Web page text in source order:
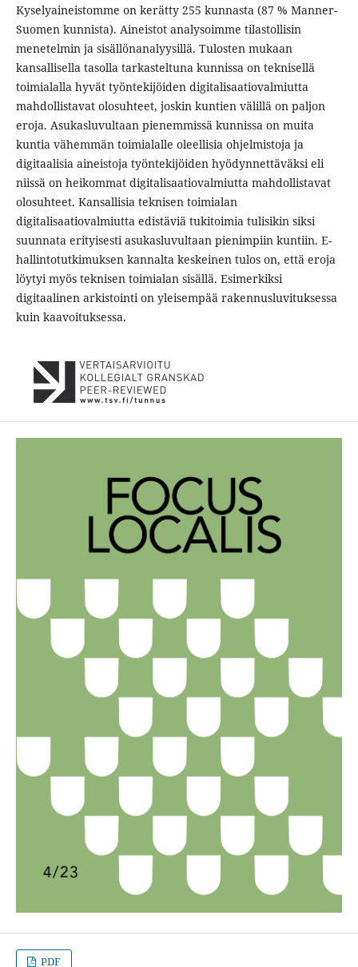
Kyselyaineistomme on kerätty 255 kunnasta (87 % Manner-
Suomen kunnista). Aineistot analysoimme tilastollisin
menetelmin ja sisällönanalyysillä. Tulosten mukaan
kansallisella tasolla tarkasteltuna kunnissa on teknisellä
toimialalla hyvät työntekijöiden digitalisaatiovalmiutta
mahdollistavat olosuhteet, joskin kuntien välillä on paljon
eroja. Asukasluvultaan pienemmissä kunnissa on muita
kuntia vähemmän toimialalle oleellisia ohjelmistoja ja
digitaalisia aineistoja työntekijöiden hyödynnettäväksi eli
niissä on heikommat digitalisaatiovalmiutta mahdollistavat
olosuhteet. Kansallisia teknisen toimialan
digitalisaatiovalmiutta edistäviä tukitoimia tulisikin siksi
suunnata erityisesti asukasluvultaan pienimpiin kuntiin. E-
hallintotutkimuksen kannalta keskeinen tulos on, että eroja
löytyi myös teknisen toimialan sisällä. Esimerkiksi
digitaalinen arkistointi on yleisempää rakennusluvituksessa
kuin kaavoituksessa.
PDF